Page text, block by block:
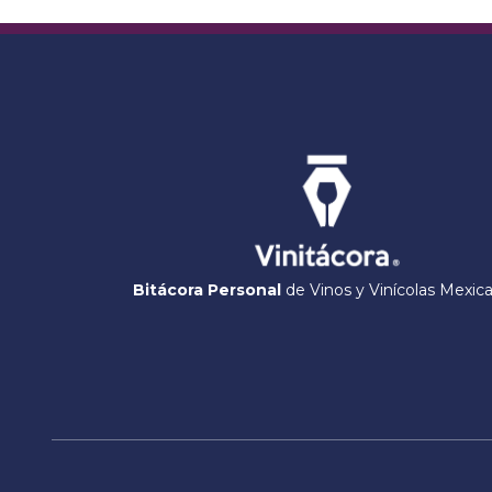
Bitácora Personal de Vinos y Vinícolas